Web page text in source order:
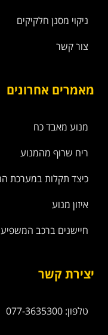
ניקוי מסנן חלקיקים
צור קשר
מאמרים אחרונים
מנוע מאבד כח
ריח שרוף מהמנוע
כיצד תקלות במערכת
איזון מנוע
חיישנים ברכב
יצירת קשר
טלפון: 077-3635300